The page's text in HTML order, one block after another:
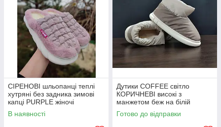
СІРЕНОВІ шльопанці теплі
хутряні без задника зимові
капці PURPLE жіночі
В наявності
Дутики COFFEE світло
КОРИЧНЕВІ високі з
манжетом беж на білій
підошві жіночі без застібки
непромокальні
Готово до відправки